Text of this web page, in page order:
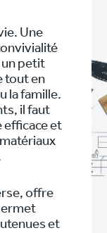
Une
un petit
tout en
la famille.
il faut
efficace et
offre
et